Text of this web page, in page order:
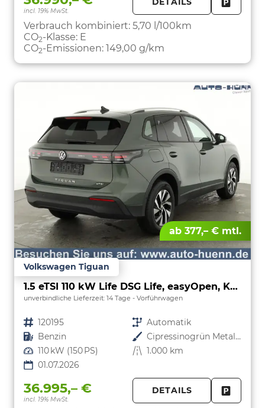
incl. 19% MwSt.
Verbrauch kombiniert: 5,70 l/100km
CO2-Klasse: E
CO2-Emissionen: 149,00 g/km
ab 377,– € mtl.
Volkswagen Tiguan
1.5 eTSI 110 kW Life DSG Life, easyOpen, Kamera, LED-Plus, Winterpaket
unverbindliche Lieferzeit: 14 Tage Vorführwagen
Fahrzeugnr. 120195 Getriebe Automatik
Kraftstoff Benzin Außenfarbe
Cipressinogrün Metallic
Leistung 110 kW (150 PS) Kilometerstand 1.000 km
01.07.2026
36.995,– €
incl. 19% MwSt.
DETAILS